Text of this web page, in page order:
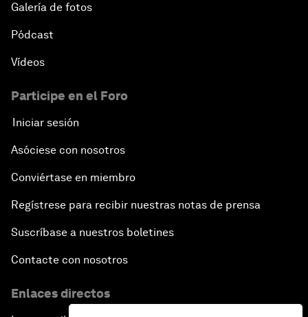
Galería de fotos
Pódcast
Vídeos
Participe en el Foro
Iniciar sesión
Asóciese con nosotros
Conviértase en miembro
Regístrese para recibir nuestras notas de prensa
Suscríbase a nuestros boletines
Contacte con nosotros
Enlaces directos